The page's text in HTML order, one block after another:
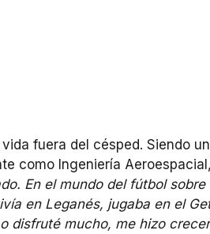
fuera del césped. Siendo
como Ingeniería Aeroespacial,
En el mundo del fútbol
en Leganés, jugaba en el
disfruté mucho, me hizo